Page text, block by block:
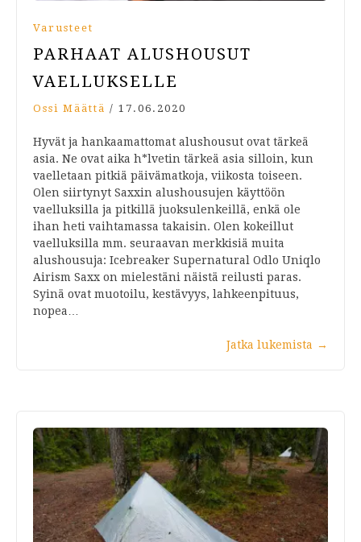
Varusteet
PARHAAT ALUSHOUSUT
VAELLUKSELLE
Ossi Määttä / 17.06.2020
Hyvät ja hankaamattomat alushousut ovat tärkeä
asia. Ne ovat aika h*lvetin tärkeä asia silloin, kun
vaelletaan pitkiä päivämatkoja, viikosta toiseen.
Olen siirtynyt Saxxin alushousujen käyttöön
vaelluksilla ja pitkillä juoksulenkeillä, enkä ole
ihan heti vaihtamassa takaisin. Olen kokeillut
vaelluksilla mm. seuraavan merkkisiä muita
alushousuja: Icebreaker Supernatural Odlo Uniqlo
Airism Saxx on mielestäni näistä reilusti paras.
Syinä ovat muotoilu, kestävyys, lahkeenpituus,
nopea…
Jatka lukemista →